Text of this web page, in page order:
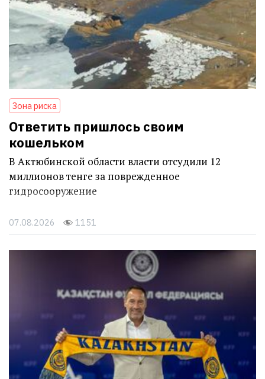
Зона риска
Ответить пришлось своим
кошельком
В Актюбинской области власти отсудили 12
миллионов тенге за поврежденное
гидросооружение
07.08.2026 1151